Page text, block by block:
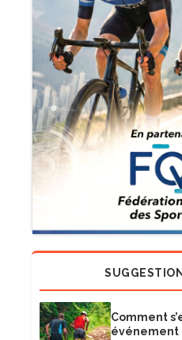
Comment
événement